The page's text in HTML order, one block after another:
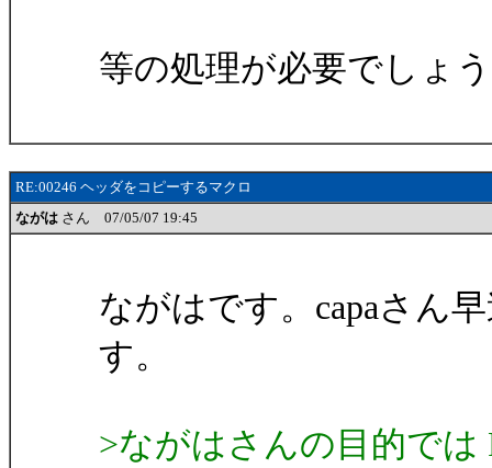
等の処理が必要でしょ
RE:00246 ヘッダをコピーするマクロ
ながは さん 07/05/07 19:45
ながはです。capaさん
す。
>ながはさんの目的では